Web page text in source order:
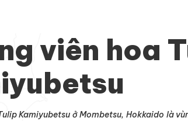
viên hoa
Kamiyubetsu ở Mombetsu, Hokkaido là